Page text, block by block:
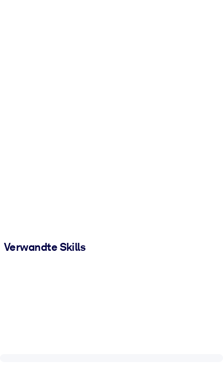
Verwandte Skills